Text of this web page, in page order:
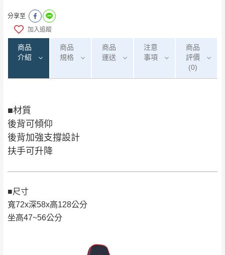
分享至
加入追蹤
商品
介紹
商品
規格
商品
運送
注意
事項
商品
評價
(0)
■材質
後背可傾仰
後背加強支撐設計
扶手可升降
■尺寸
寬72x深58x高128公分
坐高47~56公分
（請先線上詢問 LINE
桃園
注意事項：
由於
要購買商品，請於出發前來電或到「官方
Line客服」來信確認商品是否有「現貨」與
「金額」。
若商品價格或庫存有異常，商家有權取消訂
單。部分網路商品恕無法更改原設計或客製，敬請
見諒！
電話聯絡或E-Mail通知確認訂單。
0/5 (0)筆
全部
依評論低至高排列 只顯示附上圖片